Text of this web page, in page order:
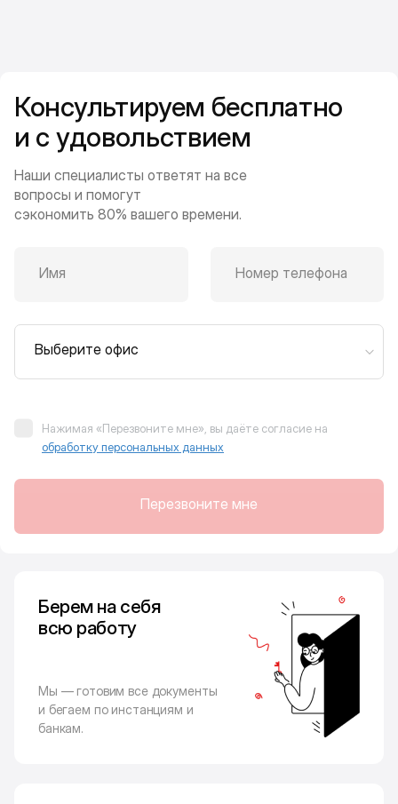
Консультируем бесплатно
и с удовольствием
Наши специалисты ответят на все
вопросы и помогут
сэкономить 80% вашего времени.
Имя Номер телефона
Выберите офис
Нажимая «Перезвоните мне», вы даёте согласие на
обработку персональных данных
Перезвоните мне
Берем на себя
всю работу
Мы — готовим все документы
и бегаем по инстанциям и
банкам.